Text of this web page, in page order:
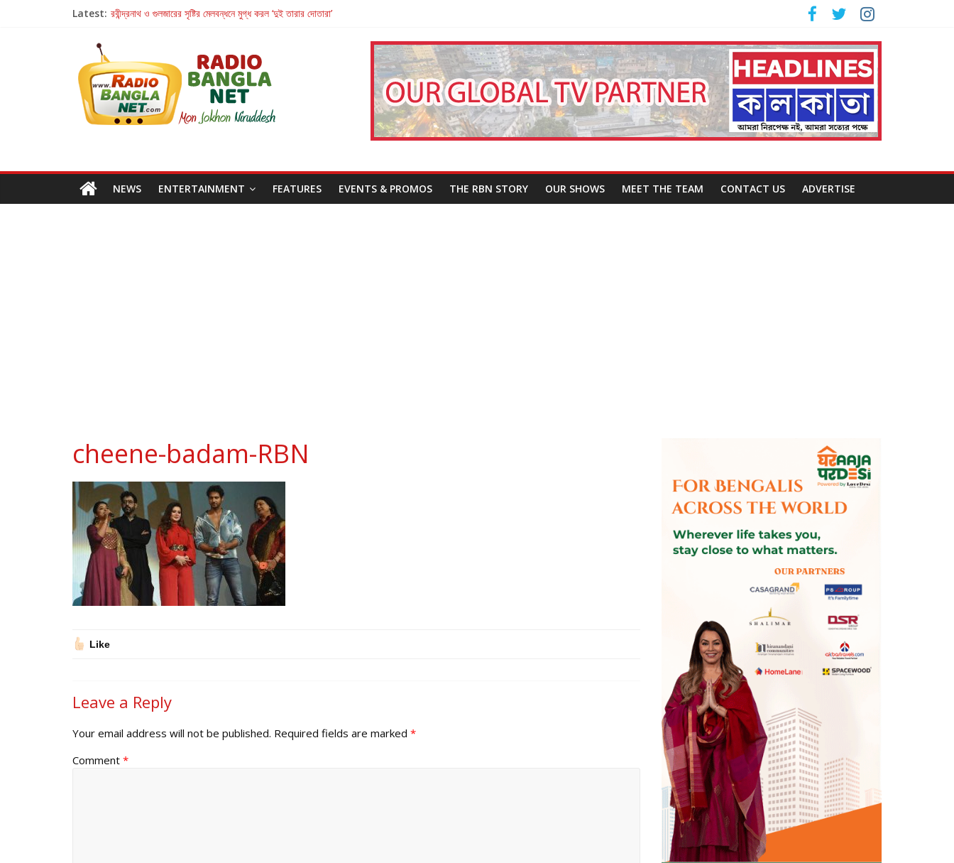
Latest: হাওয়া বদলের টলিউডে ‘তুমি এলে তাই’
জগন্নাথমঙ্গলম্ — বাংলায় প্রথমবার মঞ্চে এবার রথযাত্রার উদযাপন
Retribution: A Thought-Provoking Short Film That Challenges Our Understanding of Justice
NEWS ENTERTAINMENT FEATURES EVENTS & PROMOS THE RBN STORY OUR SHOWS MEET THE TEAM CONTACT US ADVERTISE
cheene-badam-RBN
Like
Leave a Reply
Your email address will not be published. Required fields are marked *
Comment *